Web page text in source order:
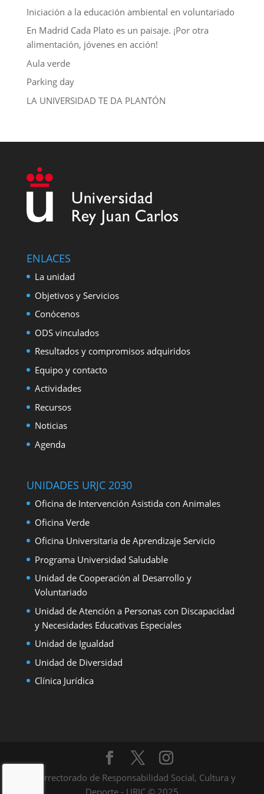
Iniciación a la educación ambiental en voluntariado
En Madrid Cada Plato es un paisaje. ¡Por otra
alimentación, jóvenes en acción!
Aula verde
Parking day
LA UNIVERSIDAD TE DA PLANTÓN
ENLACES
La unidad
Objetivos y Servicios
Conócenos
ODS vinculados
Resultados y compromisos adquiridos
Equipo y contacto
Actividades
Recursos
Noticias
Agenda
UNIDADES URJC 2030
Oficina de Intervención Asistida con Animales
Oficina Verde
Oficina Universitaria de Aprendizaje Servicio
Programa Universidad Saludable
Unidad de Cooperación al Desarrollo y
Voluntariado
Unidad de Atención a Personas con Discapacidad
y Necesidades Educativas Especiales
Unidad de Igualdad
Unidad de Diversidad
Clínica Jurídica
Vicerrectorado de Responsabilidad Social, Cultura y